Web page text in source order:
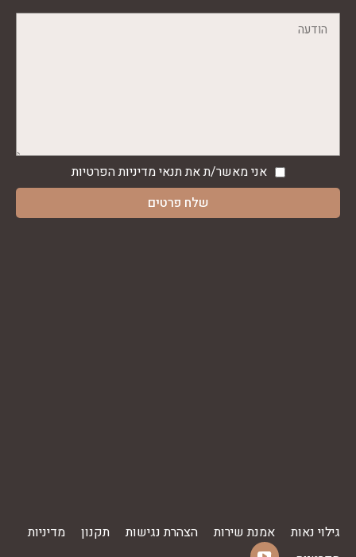
אני מאשר/ת את תנאימדיניות הפרטיות
גילוי נאות אמנת שירות הצהרת נגישות תקנון
מדיניות